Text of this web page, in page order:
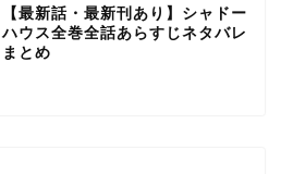
【最新話・最新刊あり】シャドー
ハウス全巻全話あらすじネタバレ
まとめ